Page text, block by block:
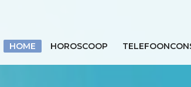
HOME HOROSCOOP